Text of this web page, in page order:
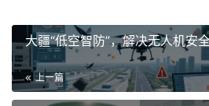
大疆“低空智防”，解决无人机安
上一篇